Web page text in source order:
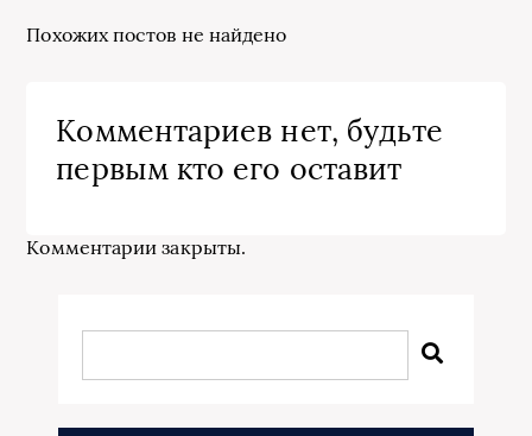
Похожих постов не найдено
Комментариев нет, будьте
первым кто его оставит
Комментарии закрыты.